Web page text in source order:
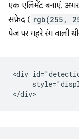
एक एलिमेंट बनाएं.
सफ़ेद ( rgb(255,
पेज पर गहरे रंग वाली
<div